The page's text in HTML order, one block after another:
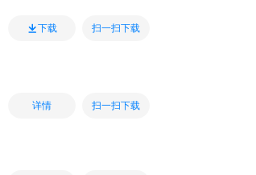
下载 扫一扫下载
详情 扫一扫下载